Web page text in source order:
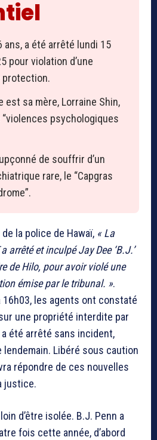
ans, a été arrêté lundi 15
pour violation d’une
protection.
est sa mère, Lorraine Shin,
“violences psychologiques
de souffrir d’un
rare, le “Capgras
la police de Hawaï, « La
arrêté et inculpé Jay Dee ‘B.J.’
de Hilo, pour avoir violé une
émise par le tribunal. ».
16h03, les agents ont constaté
une propriété interdite par
été arrêté sans incident,
lendemain. Libéré sous caution
répondre de ces nouvelles
justice.
d’être isolée. B.J. Penn a
fois cette année, d’abord